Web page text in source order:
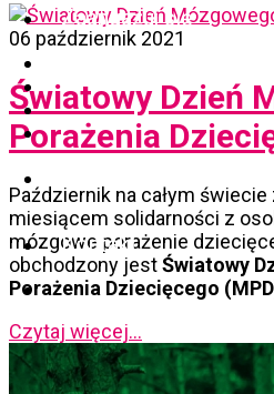
Zaangażuj się
Kontakt
06 październik 2021
Światowy Dzień
Porażenia
Październik na całym świecie
miesiącem solidarności z
mózgowe porażenie
obchodzony jestŚwiatowy
Porażenia Dziecięcego
Czytaj więcej...